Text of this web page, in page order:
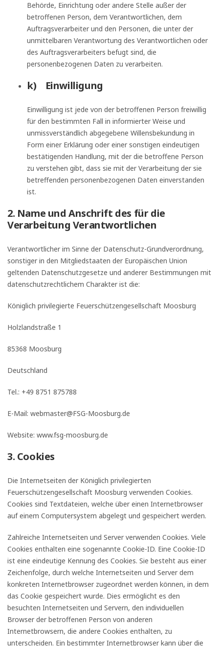
Behörde, Einrichtung oder andere Stelle außer der
betroffenen Person, dem Verantwortlichen, dem
Auftragsverarbeiter und den Personen, die unter der
unmittelbaren Verantwortung des Verantwortlichen oder
des Auftragsverarbeiters befugt sind, die
personenbezogenen Daten zu verarbeiten.
k) Einwilligung
Einwilligung ist jede von der betroffenen Person freiwillig
für den bestimmten Fall in informierter Weise und
unmissverständlich abgegebene Willensbekundung in
Form einer Erklärung oder einer sonstigen eindeutigen
bestätigenden Handlung, mit der die betroffene Person
zu verstehen gibt, dass sie mit der Verarbeitung der sie
betreffenden personenbezogenen Daten einverstanden
ist.
2. Name und Anschrift des für die
Verarbeitung Verantwortlichen
Verantwortlicher im Sinne der Datenschutz-Grundverordnung,
sonstiger in den Mitgliedstaaten der Europäischen Union
geltenden Datenschutzgesetze und anderer Bestimmungen mit
datenschutzrechtlichem Charakter ist die:
Königlich privilegierte Feuerschützengesellschaft Moosburg
Holzlandstraße 1
85368 Moosburg
Deutschland
Tel.: +49 8751 875788
E-Mail: webmaster@FSG-Moosburg.de
Website: www.fsg-moosburg.de
3. Cookies
Die Internetseiten der Königlich privilegierten
Feuerschützengesellschaft Moosburg verwenden Cookies.
Cookies sind Textdateien, welche über einen Internetbrowser
auf einem Computersystem abgelegt und gespeichert werden.
Zahlreiche Internetseiten und Server verwenden Cookies. Viele
Cookies enthalten eine sogenannte Cookie-ID. Eine Cookie-ID
ist eine eindeutige Kennung des Cookies. Sie besteht aus einer
Zeichenfolge, durch welche Internetseiten und Server dem
konkreten Internetbrowser zugeordnet werden können, in dem
das Cookie gespeichert wurde. Dies ermöglicht es den
besuchten Internetseiten und Servern, den individuellen
Browser der betroffenen Person von anderen
Internetbrowsern, die andere Cookies enthalten, zu
unterscheiden. Ein bestimmter Internetbrowser kann über die